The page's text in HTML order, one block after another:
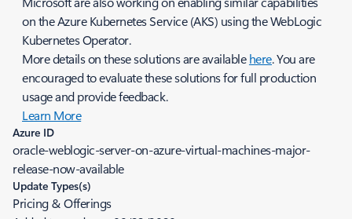
on the Azure Kubernetes Service (AKS) using the WebLogic
Kubernetes Operator.
More details on these solutions are availablehere. You are
encouraged to evaluate these solutions for full production
usage and provide feedback.
Learn More
Azure ID
oracle-weblogic-server-on-azure-virtual-machines-major-
release-now-available
Update Types(s)
Pricing & Offerings